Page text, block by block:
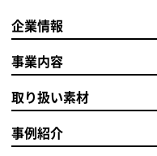
企業情報
事業内容
取り扱い素材
事例紹介